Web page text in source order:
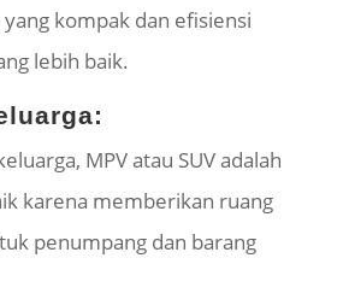
kompak dan efisiensi
lebih baik.
MPV atau SUV adalah
karena memberikan ruang
penumpang dan barang